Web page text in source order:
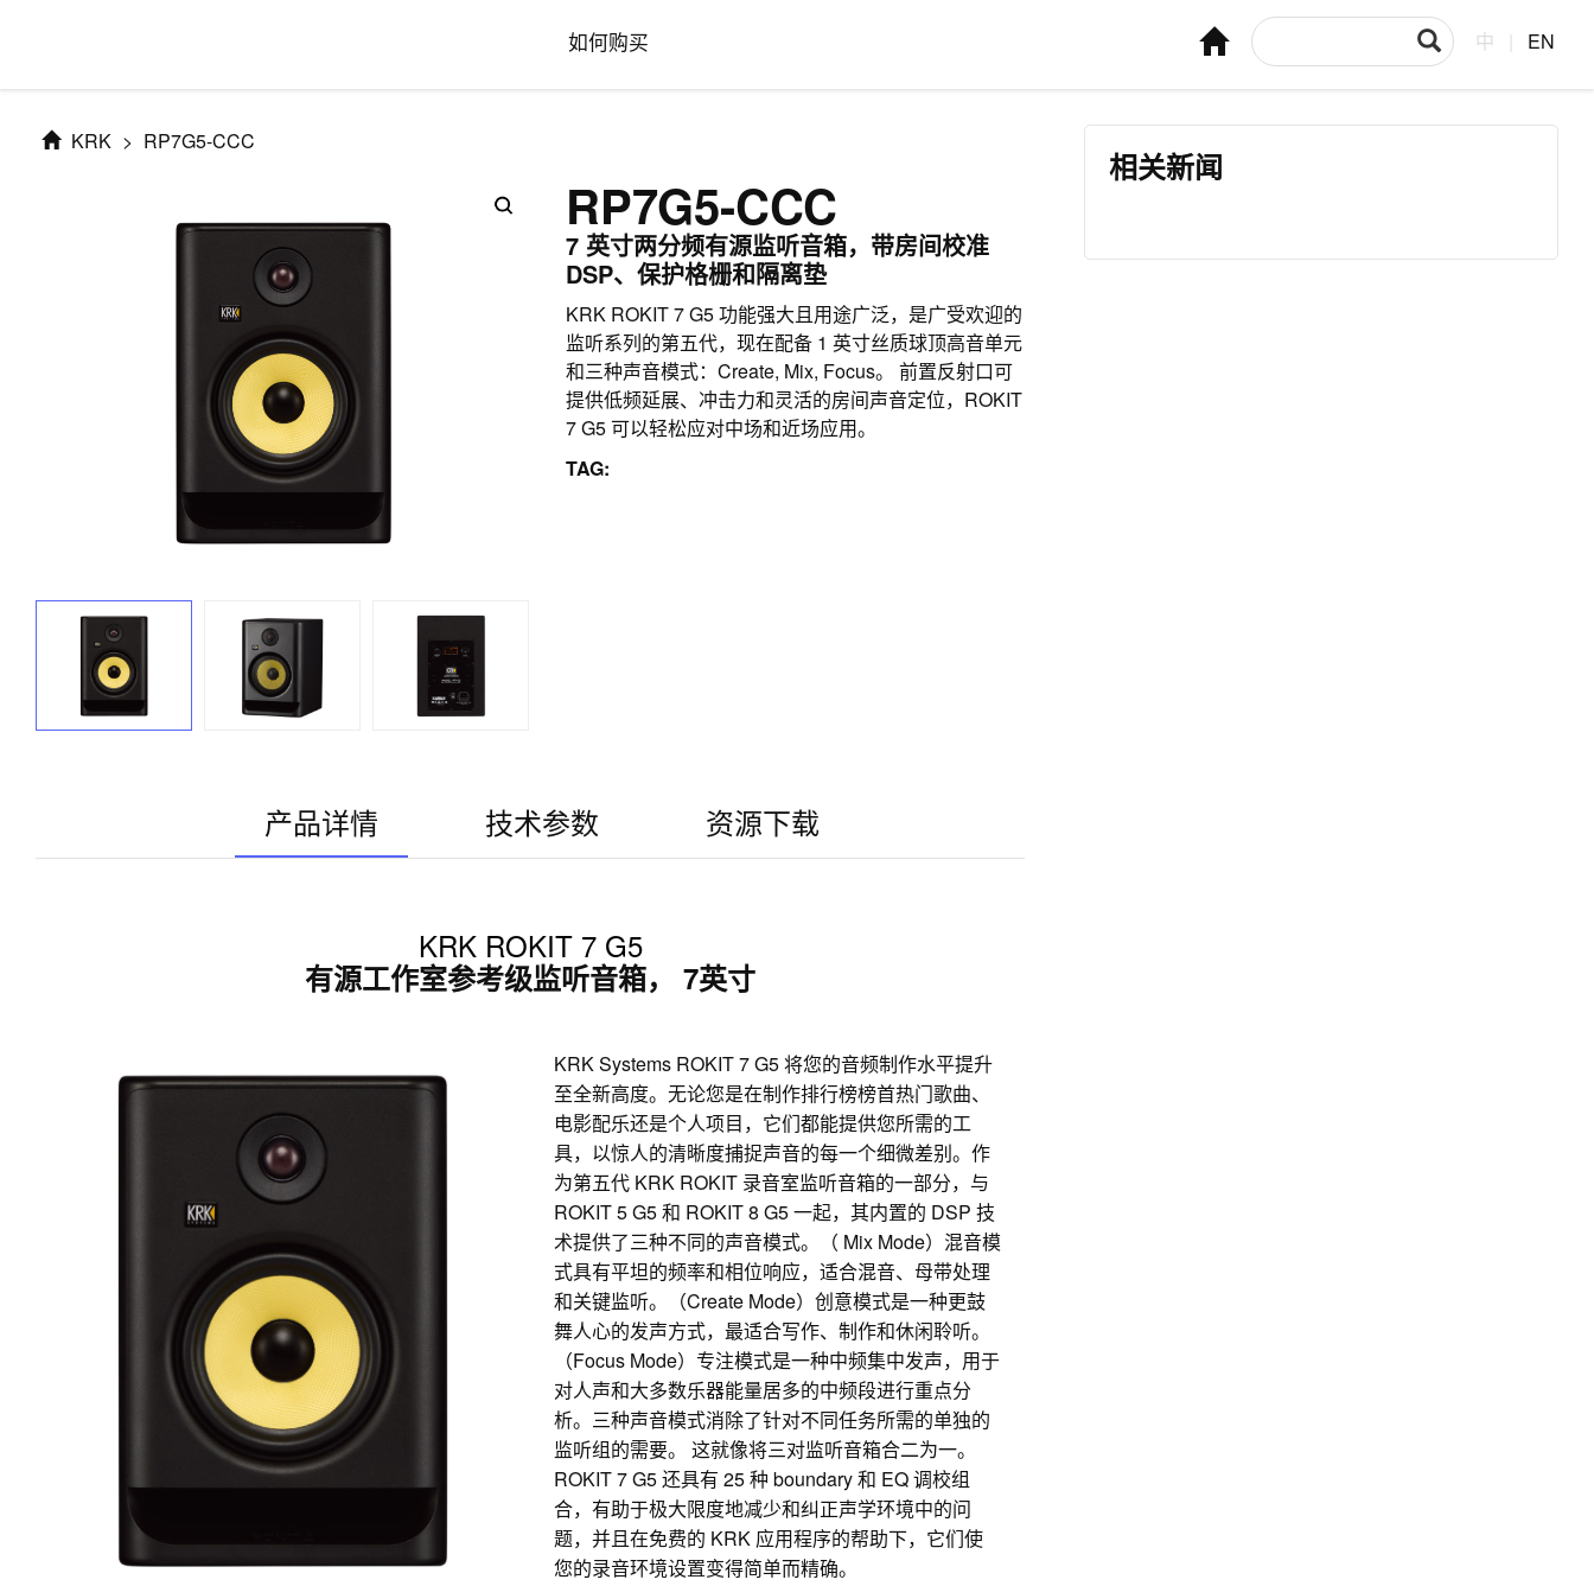
如何购买 中 EN
KRK > RP7G5-CCC
RP7G5-CCC
7 英寸两分频有源监听音箱，带房间校准
DSP、保护格栅和隔离垫
KRK ROKIT 7 G5 功能强大且用途广泛，是广受欢迎的
监听系列的第五代，现在配备 1 英寸丝质球顶高音单元
和三种声音模式：Create, Mix, Focus。 前置反射口可
提供低频延展、冲击力和灵活的房间声音定位，ROKIT
7 G5 可以轻松应对中场和近场应用。
TAG:
产品详情 技术参数 资源下载
KRK ROKIT 7 G5
有源工作室参考级监听音箱， 7英寸
KRK Systems ROKIT 7 G5 将您的音频制作水平提升
至全新高度。无论您是在制作排行榜榜首热门歌曲、
电影配乐还是个人项目，它们都能提供您所需的工
具，以惊人的清晰度捕捉声音的每一个细微差别。作
为第五代 KRK ROKIT 录音室监听音箱的一部分，与
ROKIT 5 G5 和 ROKIT 8 G5 一起，其内置的 DSP 技
术提供了三种不同的声音模式。（ Mix Mode）混音模
式具有平坦的频率和相位响应，适合混音、母带处理
和关键监听。（Create Mode）创意模式是一种更鼓
舞人心的发声方式，最适合写作、制作和休闲聆听。
（Focus Mode）专注模式是一种中频集中发声，用于
对人声和大多数乐器能量居多的中频段进行重点分
析。三种声音模式消除了针对不同任务所需的单独的
监听组的需要。 这就像将三对监听音箱合二为一。
ROKIT 7 G5 还具有 25 种 boundary 和 EQ 调校组
合，有助于极大限度地减少和纠正声学环境中的问
题，并且在免费的 KRK 应用程序的帮助下，它们使
您的录音环境设置变得简单而精确。
相关新闻